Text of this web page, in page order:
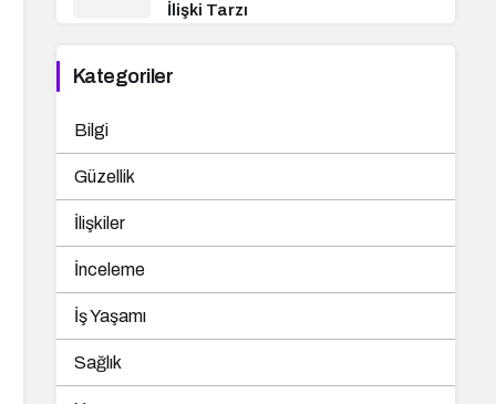
İlişki Tarzı
Kategoriler
Bilgi
Güzellik
İlişkiler
İnceleme
İş Yaşamı
Sağlık